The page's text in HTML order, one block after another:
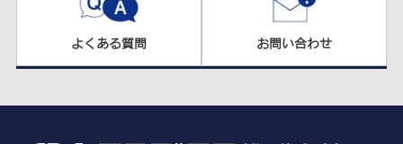
よくある質問 お問い合わせ